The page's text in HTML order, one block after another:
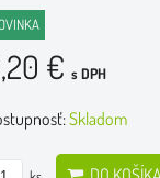
€ s DPH
Skladom